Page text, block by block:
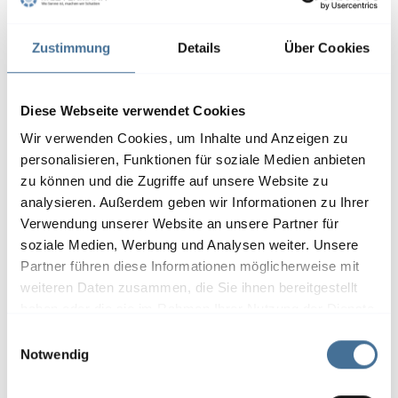
Zustimmung Details Über Cookies
Diese Webseite verwendet Cookies
Wir verwenden Cookies, um Inhalte und Anzeigen zu
personalisieren, Funktionen für soziale Medien anbieten
zu können und die Zugriffe auf unsere Website zu
analysieren. Außerdem geben wir Informationen zu Ihrer
Verwendung unserer Website an unsere Partner für
soziale Medien, Werbung und Analysen weiter. Unsere
Partner führen diese Informationen möglicherweise mit
weiteren Daten zusammen, die Sie ihnen bereitgestellt
Notwendig